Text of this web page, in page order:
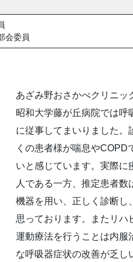
会委員
あざみ野おさかべクリニッ
昭和大学藤が丘病院では呼
に従事してまいりました。
くの患者様が喘息や
いと感じています。実際
人である一方、推定患者
機器を用い、正しく診断し
思っております。またリハ
運動療法を行うことは内服
な呼吸器症状の改善が乏し